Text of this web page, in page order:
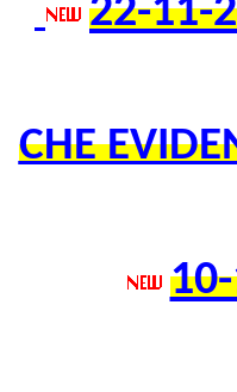
22-11-
CHE